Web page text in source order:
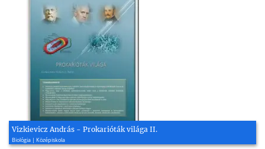
Vizkievicz András - Prokarióták világa II.
Biológia | Középiskola